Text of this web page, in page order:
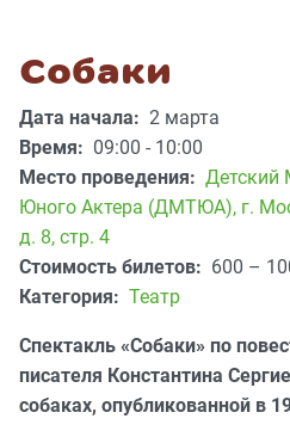
Собаки
Дата начала: 2 марта
Время: 09:00 - 10:00
Место проведения: Детский
Юного Актера (ДМТЮА), г.
д. 8, стр. 4
Стоимость билетов: 600 –
Категория: Театр
Спектакль «Собаки» по
писателя Константина
собаках, опубликованной в